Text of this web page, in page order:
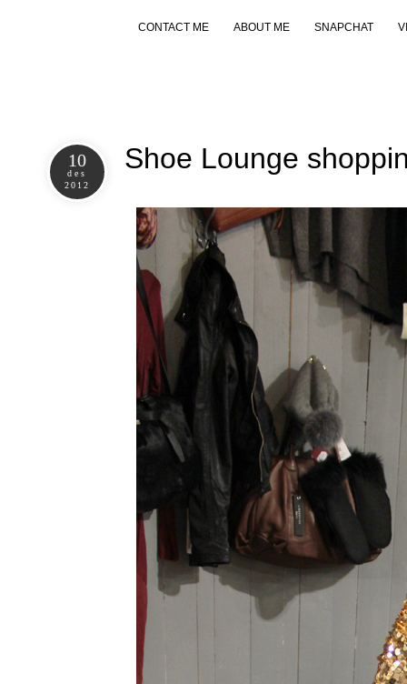
CONTACT ME ABOUT ME SNAPCHAT
10
des
2012
Shoe Lounge